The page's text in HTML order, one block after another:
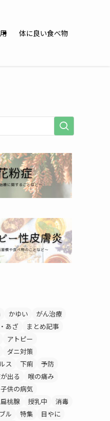
体に良い食べ物
かゆい
がん治療
あざ
まとめ記事
アトピー
ダニ対策
ス 下痢
予防
出る
喉の痛み
子供の病気
扁桃腺 授乳中
消毒
ル 特集
目やに